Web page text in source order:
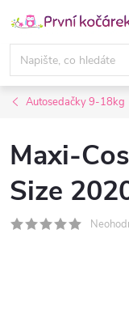
na
obsah
Autosedačky 9-18kg
Maxi-
Size